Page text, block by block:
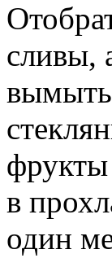
сливы,
в
один